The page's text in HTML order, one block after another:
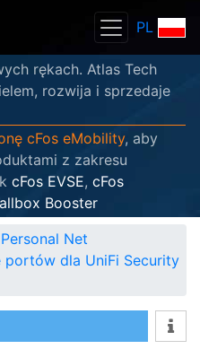
PL
rękach. Atlas Tech
rozwija i sprzedaje
cFos eMobility, aby
z zakresu
cFos EVSE, cFos
Booster
Net
portów dla UniFi Security